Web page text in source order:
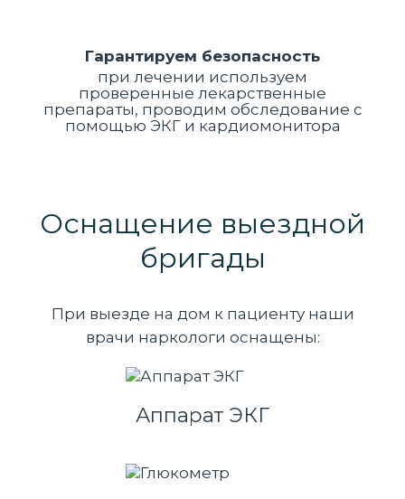
Гарантируем безопасность
при лечении используем
проверенные лекарственные
препараты, проводим обследование с
помощью ЭКГ и кардиомонитора
Оснащение выездной
бригады
При выезде на дом к пациенту наши
врачи наркологи оснащены:
Аппарат ЭКГ